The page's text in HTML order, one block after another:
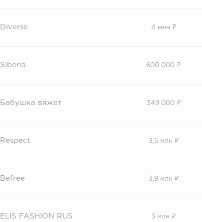
Diverse 4 млн ₽
Siberia 600 000 ₽
Бабушка вяжет 349 000 ₽
Respect 3,5 млн ₽
Вefree 3,9 млн ₽
ELIS FASHION RUS 3 млн ₽